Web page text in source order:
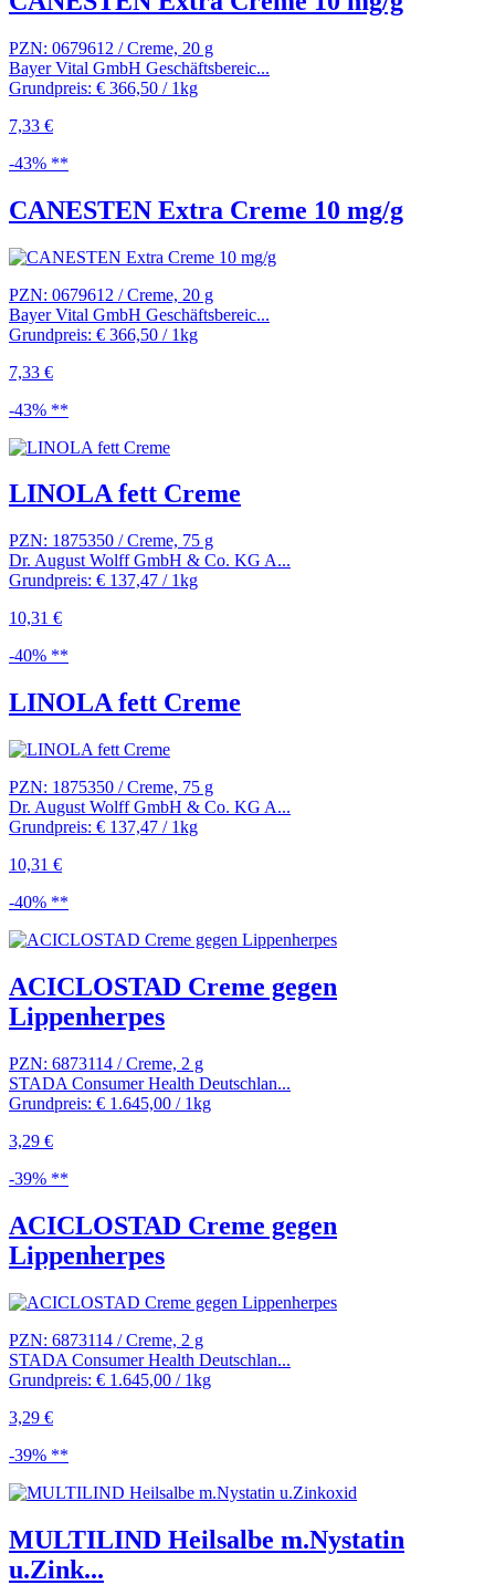
PZN: 0679612 / Creme, 20 g
Bayer Vital GmbH Geschäftsbereic...
Grundpreis: € 366,50 / 1kg
7,33 €
-43% **
CANESTEN Extra Creme 10 mg/g
PZN: 0679612 / Creme, 20 g
Bayer Vital GmbH Geschäftsbereic...
Grundpreis: € 366,50 / 1kg
7,33 €
-43% **
LINOLA fett Creme
PZN: 1875350 / Creme, 75 g
Dr. August Wolff GmbH & Co. KG A...
Grundpreis: € 137,47 / 1kg
10,31 €
-40% **
LINOLA fett Creme
PZN: 1875350 / Creme, 75 g
Dr. August Wolff GmbH & Co. KG A...
Grundpreis: € 137,47 / 1kg
10,31 €
-40% **
ACICLOSTAD Creme gegen
Lippenherpes
PZN: 6873114 / Creme, 2 g
STADA Consumer Health Deutschlan...
Grundpreis: € 1.645,00 / 1kg
3,29 €
-39% **
ACICLOSTAD Creme gegen
Lippenherpes
PZN: 6873114 / Creme, 2 g
STADA Consumer Health Deutschlan...
Grundpreis: € 1.645,00 / 1kg
3,29 €
-39% **
MULTILIND Heilsalbe m.Nystatin
u.Zink...